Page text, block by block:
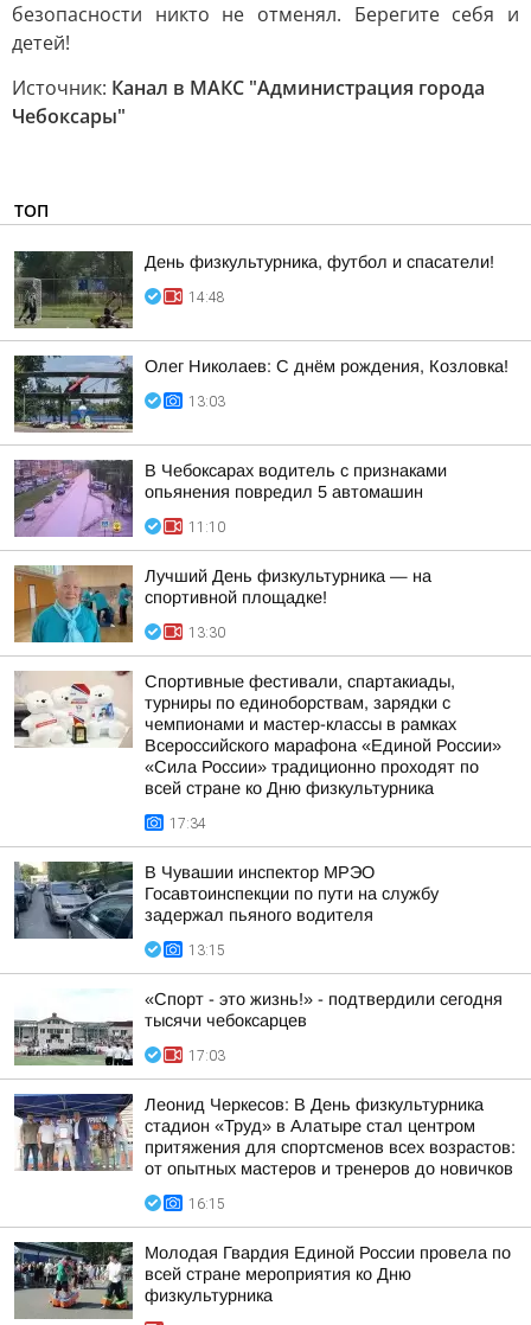
безопасности никто не отменял. Берегите себя и
детей!
Источник: Канал в МАКС "Администрация города
Чебоксары"
ТОП
День физкультурника, футбол и спасатели!
14:48
Олег Николаев: С днём рождения, Козловка!
13:03
В Чебоксарах водитель с признаками
опьянения повредил 5 автомашин
11:10
Лучший День физкультурника — на
спортивной площадке!
13:30
Спортивные фестивали, спартакиады,
турниры по единоборствам, зарядки с
чемпионами и мастер-классы в рамках
Всероссийского марафона «Единой России»
«Сила России» традиционно проходят по
всей стране ко Дню физкультурника
17:34
В Чувашии инспектор МРЭО
Госавтоинспекции по пути на службу
задержал пьяного водителя
13:15
«Спорт - это жизнь!» - подтвердили сегодня
тысячи чебоксарцев
17:03
Леонид Черкесов: В День физкультурника
стадион «Труд» в Алатыре стал центром
притяжения для спортсменов всех возрастов:
от опытных мастеров и тренеров до новичков
16:15
Молодая Гвардия Единой России провела по
всей стране мероприятия ко Дню
физкультурника